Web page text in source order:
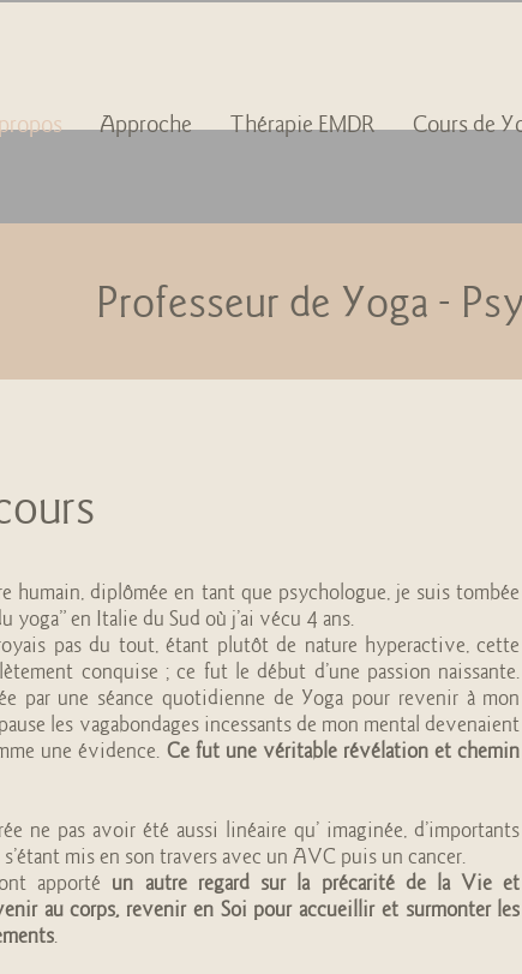
Approche Thérapie EMDR Cours de
Professeur de Yoga -
humain, diplômée en tant que psychologue, je suis tombée
yoga” en Italie du Sud où j’ai vécu 4 ans.
pas du tout, étant plutôt de nature hyperactive, cette
conquise ; ce fut le début d’une passion naissante.
par une séance quotidienne de Yoga pour revenir à mon
les vagabondages incessants de mon mental devenaient
une évidence. Ce fut une véritable révélation et chemin
ne pas avoir été aussi linéaire qu’ imaginée, d’importants
mis en son travers avec un AVC puis un cancer.
apporté un autre regard sur la précarité de la Vie et
au corps, revenir en Soi pour accueillir et surmonter les
.